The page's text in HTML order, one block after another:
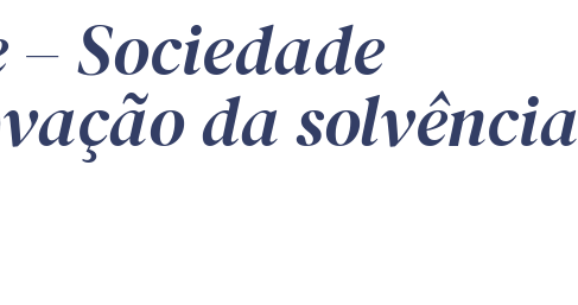
Sociedade
da solvência